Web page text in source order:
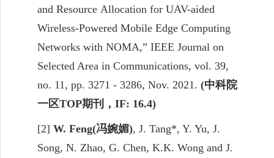
and Resource Allocation for UAV-aided
Wireless-Powered Mobile Edge Computing
Networks with NOMA,” IEEE Journal on
Selected Area in Communications, vol. 39,
no. 11, pp. 3271 - 3286, Nov. 2021. (中科院
一区TOP期刊， IF: 16.4)
[2] W. Feng(冯婉媚), J. Tang*, Y. Yu, J.
Song, N. Zhao, G. Chen, K.K. Wong and J.